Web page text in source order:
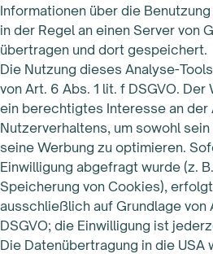
Informationen über die
in der Regel an einen Server von
übertragen und dort gespeichert.
Die Nutzung dieses Analyse-
von Art. 6 Abs. 1 lit. f DSGVO.
ein berechtigtes Interesse an der
Nutzerverhaltens, um sowohl
seine Werbung zu optimieren.
Einwilligung abgefragt wurde (z.
Speicherung von Cookies),
ausschließlich auf Grundlage von
DSGVO; die Einwilligung ist
Die Datenübertragung in die USA